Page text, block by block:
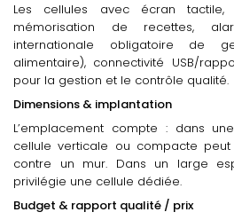
Les cellules avec écran tactile,
mémorisation de recettes,
internationale obligatoire de
alimentaire), connectivité USB/
pour la gestion et le contrôle qualité.
Dimensions & implantation
L’emplacement compte : dans
cellule verticale ou compacte
contre un mur. Dans un large
privilégie une cellule dédiée.
Budget & rapport qualité / prix